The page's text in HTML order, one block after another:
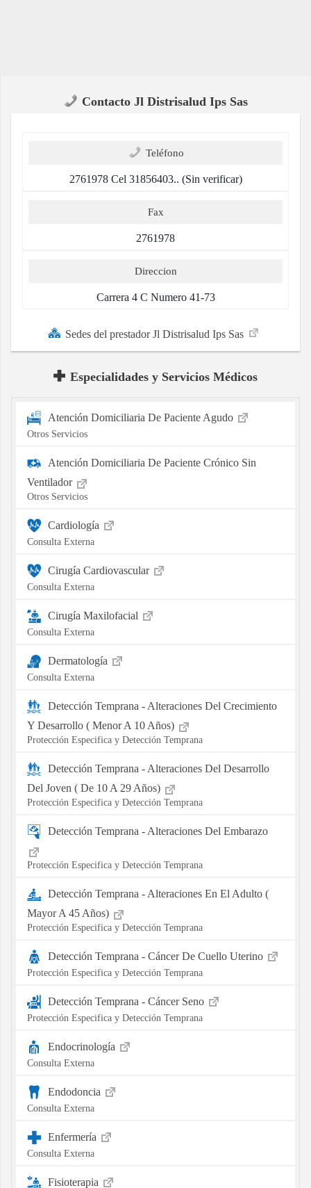
Contacto Jl Distrisalud Ips Sas
Teléfono
2761978 Cel 31856403.. (Sin verificar)
Fax
2761978
Direccion
Carrera 4 C Numero 41-73
Sedes del prestador Jl Distrisalud Ips Sas
Especialidades y Servicios Médicos
Atención Domiciliaria De Paciente Agudo
Otros Servicios
Atención Domiciliaria De Paciente Crónico Sin
Ventilador
Otros Servicios
Cardiología
Consulta Externa
Cirugía Cardiovascular
Consulta Externa
Cirugía Maxilofacial
Consulta Externa
Dermatología
Consulta Externa
Detección Temprana - Alteraciones Del Crecimiento
Y Desarrollo ( Menor A 10 Años)
Protección Especifica y Detección Temprana
Detección Temprana - Alteraciones Del Desarrollo
Del Joven ( De 10 A 29 Años)
Protección Especifica y Detección Temprana
Detección Temprana - Alteraciones Del Embarazo
Protección Especifica y Detección Temprana
Detección Temprana - Alteraciones En El Adulto (
Mayor A 45 Años)
Protección Especifica y Detección Temprana
Detección Temprana - Cáncer De Cuello Uterino
Protección Especifica y Detección Temprana
Detección Temprana - Cáncer Seno
Protección Especifica y Detección Temprana
Endocrinología
Consulta Externa
Endodoncia
Consulta Externa
Enfermería
Consulta Externa
Fisioterapia